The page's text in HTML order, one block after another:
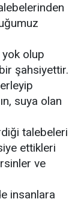
yok olup
şahsiyettir.
suya olan
talebeleri
ettikleri
ve
insanlara